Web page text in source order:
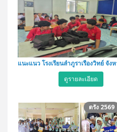
แนะแนว โรงเรียนลำภูราเรืองวิทย์ จัง
ดูรายละเอียด
ตรัง 2569